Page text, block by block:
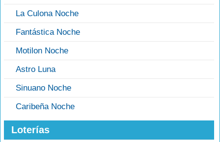
La Culona Noche
Fantástica Noche
Motilon Noche
Astro Luna
Sinuano Noche
Caribeña Noche
Loterías